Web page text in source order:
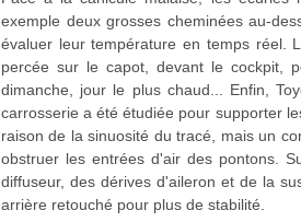
exemple deux grosses cheminées au-
évaluer leur température en temps réel.
percée sur le capot, devant le cockpit,
dimanche, jour le plus chaud... Enfin,
carrosserie a été étudiée pour supporter
raison de la sinuosité du tracé, mais un
obstruer les entrées d'air des pontons.
diffuseur, des dérives d'aileron et de la
arrière retouché pour plus de stabilité.